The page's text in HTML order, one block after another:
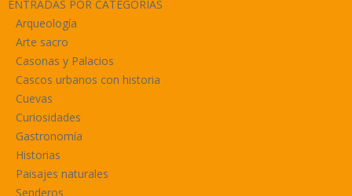
ENTRADAS POR CATEGORÍAS
Arqueología
Arte sacro
Casonas y Palacios
Cascos urbanos con historia
Cuevas
Curiosidades
Gastronomía
Historias
Paisajes naturales
Senderos